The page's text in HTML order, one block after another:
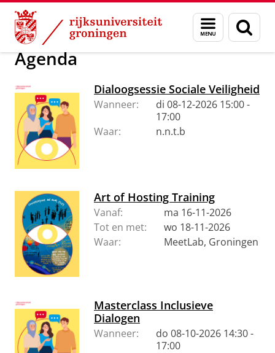
Skip
Content
Skip
Navigation
Menu
en
zoeken
Over ons Beleid en strategie Sociale Veiligheid
Agenda
Dialoogsessie Sociale Veiligheid
Wanneer:
di 08-12-2026 15:00 -
17:00
Waar:
n.n.t.b
Art of Hosting Training
Vanaf:
ma 16-11-2026
Tot en met:
wo 18-11-2026
Waar:
MeetLab, Groningen
Masterclass Inclusieve
Dialogen
Wanneer:
do 08-10-2026 14:30 -
17:00